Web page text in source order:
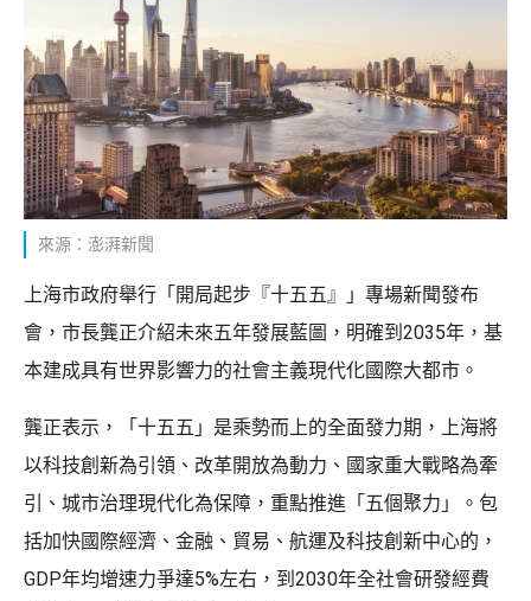
來源：澎湃新聞
上海市政府舉行「開局起步『十五五』」專場新聞發布
會，市長龔正介紹未來五年發展藍圖，明確到2035年，基
本建成具有世界影響力的社會主義現代化國際大都市。
龔正表示，「十五五」是乘勢而上的全面發力期，上海將
以科技創新為引領、改革開放為動力、國家重大戰略為牽
引、城市治理現代化為保障，重點推進「五個聚力」。包
括加快國際經濟、金融、貿易、航運及科技創新中心的，
GDP年均增速力爭達5%左右，到2030年全社會研發經費